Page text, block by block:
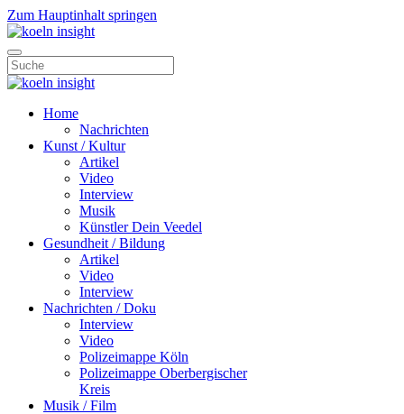
Zum Hauptinhalt springen
Home
Nachrichten
Kunst / Kultur
Artikel
Video
Interview
Musik
Künstler Dein Veedel
Gesundheit / Bildung
Artikel
Video
Interview
Nachrichten / Doku
Interview
Video
Polizeimappe Köln
Polizeimappe Oberbergischer
Kreis
Musik / Film